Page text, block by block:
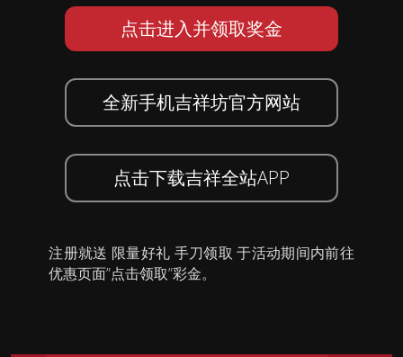
点击进入并领取奖金
全新手机吉祥坊官方网站
点击下载吉祥全站APP
注册就送 限量好礼 手刀领取 于活动期间内前往
优惠页面”点击领取”彩金。